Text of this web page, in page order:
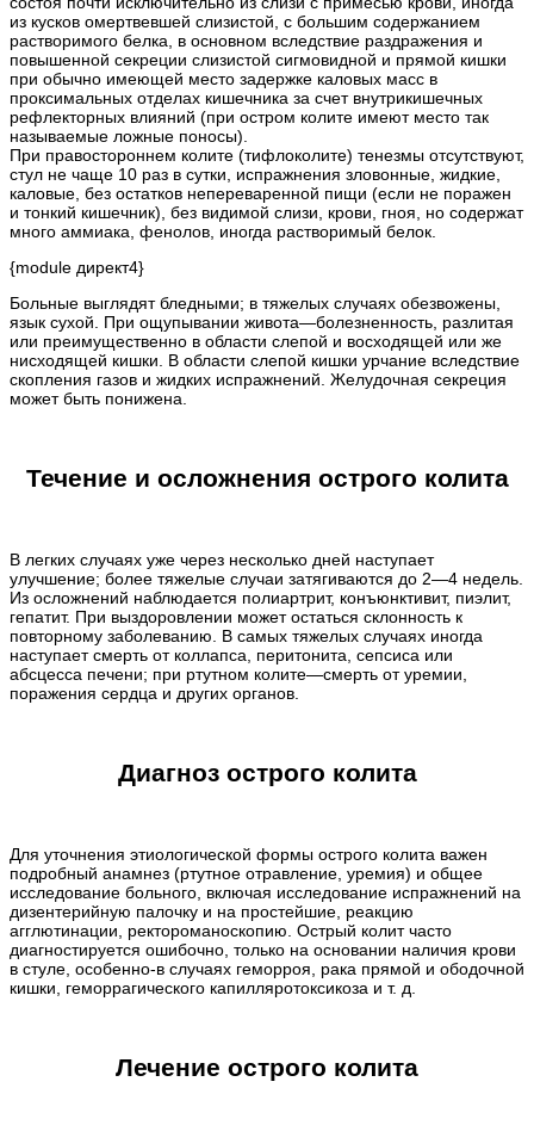
из кусков омертвевшей слизистой, с большим содержанием
растворимого белка, в основном вследствие раздражения и
повышенной секреции слизистой сигмовидной и прямой кишки
при обычно имеющей место задержке каловых масс в
проксимальных отделах кишечника за счет внутрикишечных
рефлекторных влияний (при остром колите имеют место так
называемые ложные поносы).
При правостороннем колите (тифлоколите) тенезмы отсутствуют,
стул не чаще 10 раз в сутки, испражнения зловонные, жидкие,
каловые, без остатков непереваренной пищи (если не поражен
и тонкий кишечник), без видимой слизи, крови, гноя, но содержат
много аммиака, фенолов, иногда растворимый белок.
{module директ4}
Больные выглядят бледными; в тяжелых случаях обезвожены,
язык сухой. При ощупывании живота—болезненность, разлитая
или преимущественно в области слепой и восходящей или же
нисходящей кишки. В области слепой кишки урчание вследствие
скопления газов и жидких испражнений. Желудочная секреция
может быть понижена.
Течение и осложнения острого колита
В легких случаях уже через несколько дней наступает
улучшение; более тяжелые случаи затягиваются до 2—4 недель.
Из осложнений наблюдается полиартрит, конъюнктивит, пиэлит,
гепатит. При выздоровлении может остаться склонность к
повторному заболеванию. В самых тяжелых случаях иногда
наступает смерть от коллапса, перитонита, сепсиса или
абсцесса печени; при ртутном колите—смерть от уремии,
поражения сердца и других органов.
Диагноз острого колита
Для уточнения этиологической формы острого колита важен
подробный анамнез (ртутное отравление, уремия) и общее
исследование больного, включая исследование испражнений на
дизентерийную палочку и на простейшие, реакцию
агглютинации, ректороманоскопию. Острый колит часто
диагностируется ошибочно, только на основании наличия крови
в стуле, особенно-в случаях геморроя, рака прямой и ободочной
кишки, геморрагического капилляротоксикоза и т. д.
Лечение острого колита